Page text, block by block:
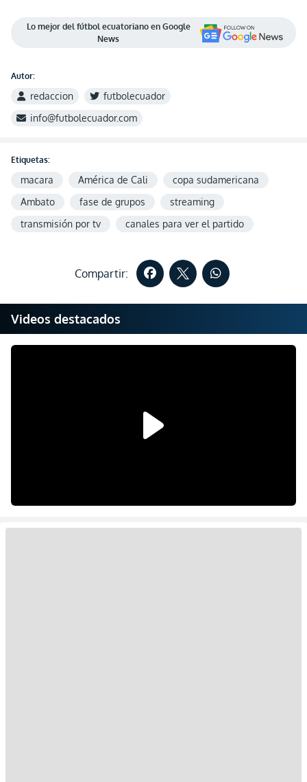
Lo mejor del fútbol ecuatoriano en Google
News
Autor:
redaccion
futbolecuador
info@futbolecuador.com
Etiquetas:
macara América de Cali
copa sudamericana
Ambato
fase de grupos
streaming
transmisión por tv
canales para ver el partido
Compartir:
Videos destacados